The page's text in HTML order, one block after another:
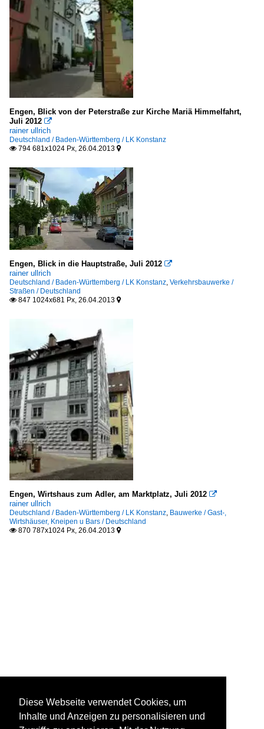
Engen, Blick von der Peterstraße zur Kirche Mariä Himmelfahrt,
Juli 2012 
rainer ullrich
Deutschland / Baden-Württemberg / LK Konstanz
 794 681x1024 Px, 26.04.2013 
Engen, Blick in die Hauptstraße, Juli 2012 
rainer ullrich
Deutschland / Baden-Württemberg / LK Konstanz, Verkehrsbauwerke /
Straßen / Deutschland
 847 1024x681 Px, 26.04.2013 
Engen, Wirtshaus zum Adler, am Marktplatz, Juli 2012 
rainer ullrich
Deutschland / Baden-Württemberg / LK Konstanz, Bauwerke / Gast-,
Wirtshäuser, Kneipen u Bars / Deutschland
 870 787x1024 Px, 26.04.2013 
Diese Webseite verwendet Cookies, um
Inhalte und Anzeigen zu personalisieren und